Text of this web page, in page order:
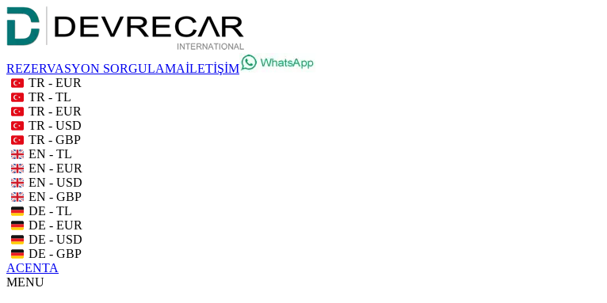
REZERVASYON SORGULAMAİLETİŞİM
TR - EUR
TR - TL
TR - EUR
TR - USD
TR - GBP
EN - TL
EN - EUR
EN - USD
EN - GBP
DE - TL
DE - EUR
DE - USD
DE - GBP
ACENTA
MENU